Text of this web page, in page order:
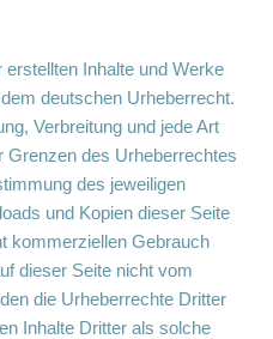
Inhalte und Werke
deutschen Urheberrecht.
Verbreitung und jede Art
Grenzen des Urheberrechtes
des jeweiligen
und Kopien dieser Seite
kommerziellen Gebrauch
dieser Seite nicht vom
die Urheberrechte Dritter
Inhalte Dritter als solche